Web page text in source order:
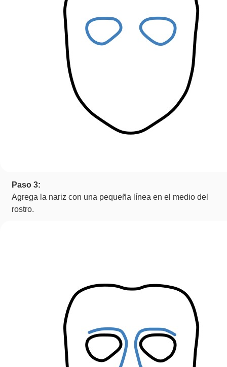
Paso 3:
Agrega la nariz con una pequeña línea en el medio del
rostro.